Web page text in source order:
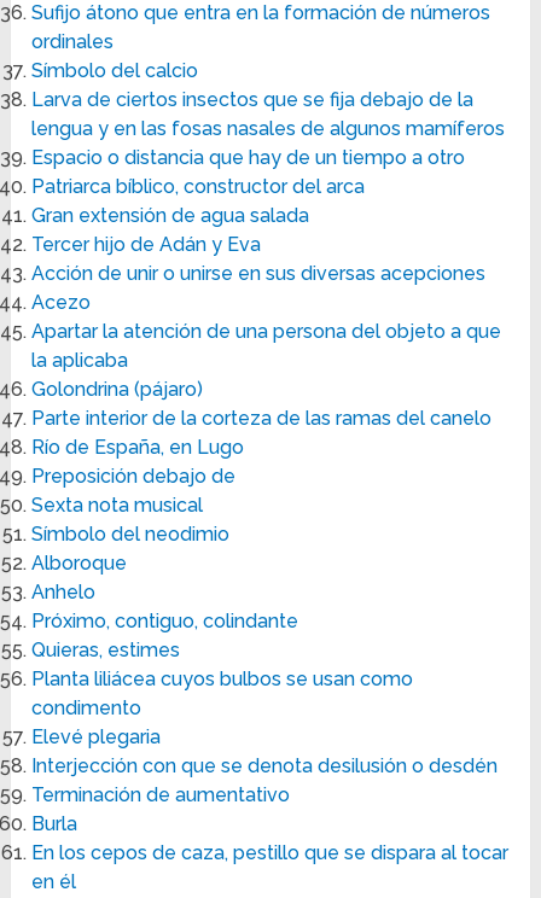
Sufijo átono que entra en la formación de números
ordinales
Símbolo del calcio
Larva de ciertos insectos que se fija debajo de la
lengua y en las fosas nasales de algunos mamíferos
Espacio o distancia que hay de un tiempo a otro
Patriarca bíblico, constructor del arca
Gran extensión de agua salada
Tercer hijo de Adán y Eva
Acción de unir o unirse en sus diversas acepciones
Acezo
Apartar la atención de una persona del objeto a que
la aplicaba
Golondrina (pájaro)
Parte interior de la corteza de las ramas del canelo
Río de España, en Lugo
Preposición debajo de
Sexta nota musical
Símbolo del neodimio
Alboroque
Anhelo
Próximo, contiguo, colindante
Quieras, estimes
Planta liliácea cuyos bulbos se usan como
condimento
Elevé plegaria
Interjección con que se denota desilusión o desdén
Terminación de aumentativo
Burla
En los cepos de caza, pestillo que se dispara al tocar
en él